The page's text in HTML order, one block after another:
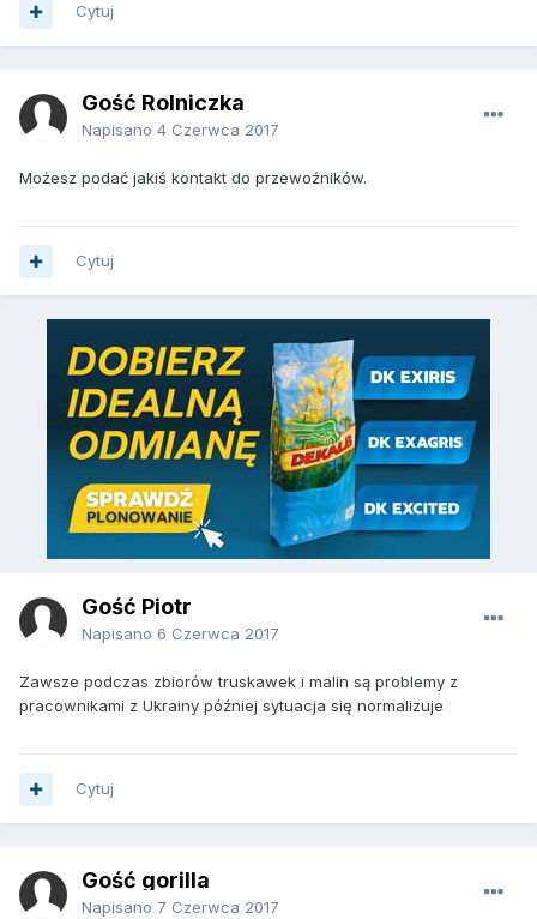
Cytuj
Gość Rolniczka
Napisano 4 Czerwca 2017
Możesz podać jakiś kontakt do przewoźników.
Cytuj
Gość Piotr
Napisano 6 Czerwca 2017
Zawsze podczas zbiorów truskawek i malin są problemy z
pracownikami z Ukrainy później sytuacja się normalizuje
Cytuj
Gość gorilla
Napisano 7 Czerwca 2017